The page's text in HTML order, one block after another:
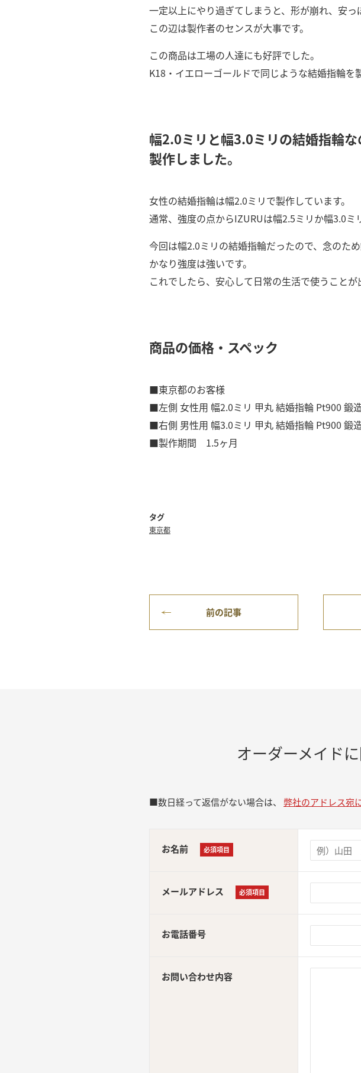
一定以上にやり過ぎてしまうと、形が崩れ、安っ
この辺は製作者のセンスが大事です。
この商品は工場の人達にも好評でした。
K18・イエローゴールドで同じような結婚指輪を
幅2.0ミリと幅3.0ミリの結婚指輪
製作しました。
女性の結婚指輪は幅2.0ミリで製作しています。
通常、強度の点からIZURUは幅2.5ミリか幅3.0ミ
今回は幅2.0ミリの結婚指輪だったので、念のた
かなり強度は強いです。
これでしたら、安心して日常の生活で使うことが
商品の価格・スペック
■東京都のお客様
■左側 女性用 幅2.0ミリ 甲丸 結婚指輪 Pt900 鍛
■右側 男性用 幅3.0ミリ 甲丸 結婚指輪 Pt900 鍛
■製作期間 1.5ヶ月
タグ
東京都
前の記事
オーダーメイド
■数日経って返信がない場合は、 弊社のアドレス宛
お名前 必須項目
メールアドレス 必須項目
お電話番号
お問い合わせ内容